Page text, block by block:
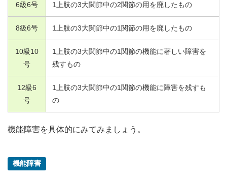
6級6号 1上肢の3大関節中の2関節の用を廃したもの
8級6号 1上肢の3大関節中の1関節の用を廃したもの
10級10
号
1上肢の3大関節中の1関節の機能に著しい障害を
残すもの
12級6
号
1上肢の3大関節中の1関節の機能に障害を残すも
の
機能障害を具体的にみてみましょう。
機能障害